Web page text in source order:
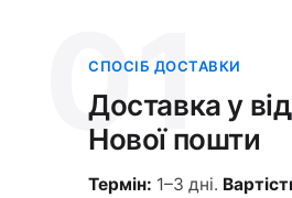
01
СПОСІБ ДОСТАВКИ
Доставка у
Нової пошти
Термін: 1–3 дні.